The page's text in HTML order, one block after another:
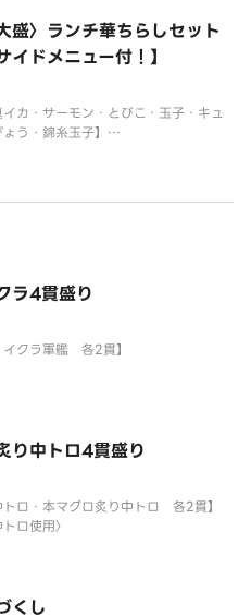
盆期間中はランチの販売をお休みさ
場合がございます。
ーは下記よりお選び
盛〉ランチ華ちらしセット
イドメニュー付！】
イカ・サーモン・とびこ・玉子・キュ
う・錦糸玉子】
でお届けします。
ラ4貫盛り
イクラ軍艦 各2貫】
り中トロ4貫盛り
トロ・本マグロ炙り中トロ 各2貫】
ロ使用〉
くし